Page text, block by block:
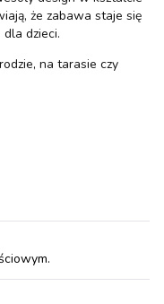
że zabawa staje się
dzieci.
na tarasie czy